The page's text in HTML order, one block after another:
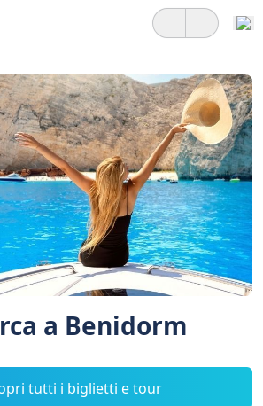
a Benidorm
tutti i biglietti e tour